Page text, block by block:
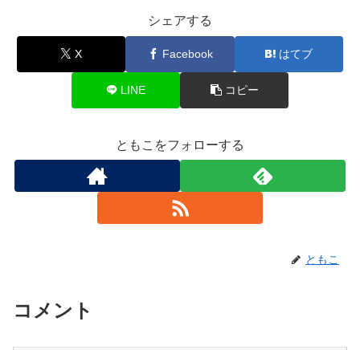
シェアする
X Facebook はてブ
LINE コピー
ともこをフォローする
ともこ
コメント